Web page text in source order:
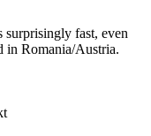
fast, even
in Romania/Austria.